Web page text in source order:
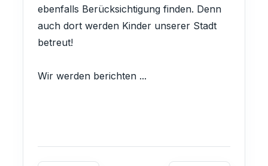
ebenfalls Berücksichtigung finden. Denn
auch dort werden Kinder unserer Stadt
betreut!
Wir werden berichten ...